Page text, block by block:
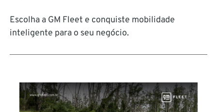
Escolha a GM Fleet e conquiste mobilidade
inteligente para o seu negócio.